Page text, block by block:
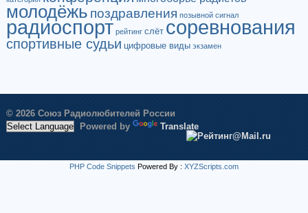
молодёжь поздравления позывной сигнал
радиоспорт рейтинг слёт соревнования
спортивные судьи цифровые виды экзамен
© 2026 Союз Радиолюбителей России
Powered by
Translate
PHP Code Snippets Powered By : XYZScripts.com